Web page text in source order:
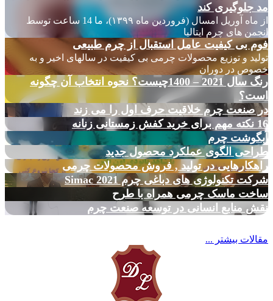
مد جلوگیری کند
از ماه آوریل امسال (فروردین ماه ۱۳۹۹)، ما 14 ساعت توسط
انجمن های چرم ایتالیا
فوم بی کیفیت عامل استقبال از چرم طبیعی
تولید و توزیع محصولات چرمی بی کیفیت در سالهای اخیر و به
خصوص در دوران
رنگ سال 2021 – 1400چیست؟ نحوه انتخاب آن چگونه
است؟
در صنعت چرم خلاقیت حرف اول را می زند
16 نکته مهم برای خرید کفش زمستانی زنانه
آبگوشت چرم
طراحی الگوی عملکرد محصول جدید
راهکارهایی در تولید , فروش محصولات چرمی
شرکت تکنولوژی های دباغی چرم Simac 2021
ساخت ماسک چرمی همراه با طرح
نقش منابع انسانی در توسعه صنعت چرم
مقالات بیشتر ...